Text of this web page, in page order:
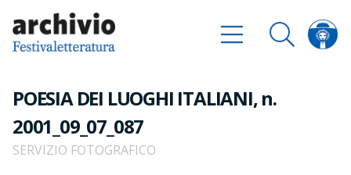
POESIA DEI LUOGHI ITALIANI, n.
2001_09_07_087
SERVIZIO FOTOGRAFICO